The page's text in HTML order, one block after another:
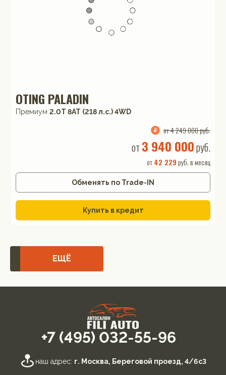
OTING PALADIN
Премиум 2.0T 8AT (218 л.с.) 4WD
от 4 249 000 руб.
от 3 940 000руб.
от42 229 руб. в месяц
Обменять по Trade-IN
Купить в кредит
ЕЩЁ
+7 (495) 032-55-96
наш адрес: г. Москва, Береговой проезд, 4/6с3